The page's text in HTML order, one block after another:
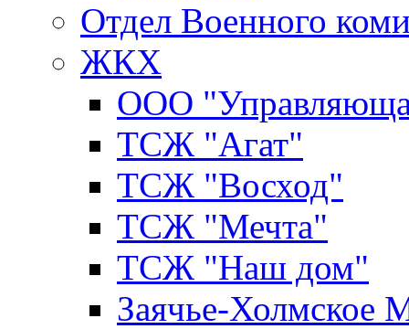
Отдел Военного
ЖКХ
ООО
ТСЖ "Агат"
ТСЖ "Восход"
ТСЖ "Мечта"
ТСЖ "Наш дом"
Заячье-